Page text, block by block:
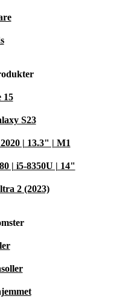
15
S23
| 13.3" | M1
| i5-8350U | 14"
2 (2023)